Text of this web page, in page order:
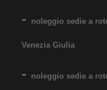
-
noleggio sedie a
Venezia Giulia
noleggio sedie a